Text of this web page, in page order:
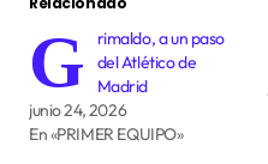
G
rimaldo, a un paso
del Atlético de
Madrid
junio 24, 2026
En «PRIMER EQUIPO»